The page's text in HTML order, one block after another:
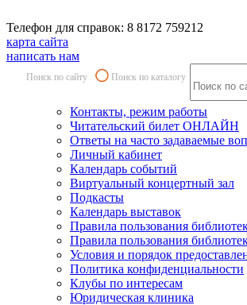
Телефон для справок: 8 8172 759212
карта сайта
написать нам
Поиск по сайту Поиск по каталогу
Контакты, режим работы
Читательский билет ОНЛАЙН
Ответы на часто задаваемые
Личный кабинет
Календарь событий
Виртуальный концертный зал
Подкасты
Календарь выставок
Правила пользования
Правила пользования
Условия и порядок
Политика конфиденциальности
Клубы по интересам
Юридическая клиника